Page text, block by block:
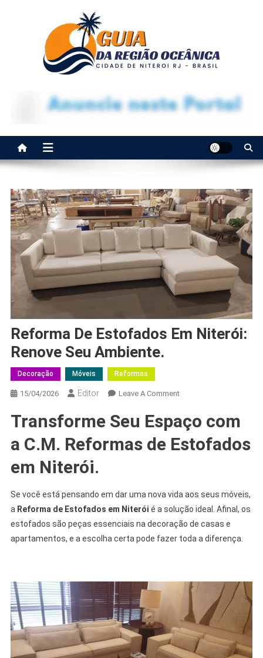
Guia da Regiao Oceanica de
Niteroi
Reforma De Estofados Em Niterói:
Renove Seu Ambiente.
Decoração Móveis Reformas
15/04/2026 Editor Leave A Comment
Transforme Seu Espaço com
a C.M. Reformas de Estofados
em Niterói.
Se você está pensando em dar uma nova vida aos seus móveis,
a Reforma de Estofados em Niterói é a solução ideal. Afinal, os
estofados são peças essenciais na decoração de casas e
apartamentos, e a escolha certa pode fazer toda a diferença.